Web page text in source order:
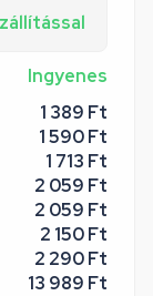
Ingyenes
1 389 Ft
1 590 Ft
1 713 Ft
2 059 Ft
2 059 Ft
2 150 Ft
2 290 Ft
13 989 Ft